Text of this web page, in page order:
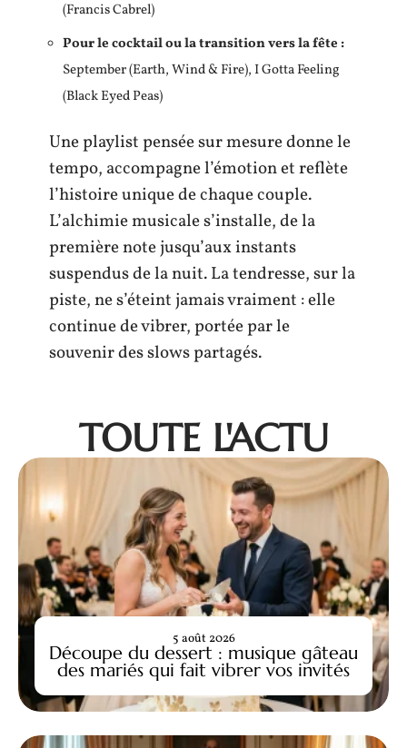
(Francis Cabrel)
Pour le cocktail ou la transition vers la fête :
September (Earth, Wind & Fire), I Gotta Feeling
(Black Eyed Peas)
Une playlist pensée sur mesure donne le
tempo, accompagne l’émotion et reflète
l’histoire unique de chaque couple.
L’alchimie musicale s’installe, de la
première note jusqu’aux instants
suspendus de la nuit. La tendresse, sur la
piste, ne s’éteint jamais vraiment : elle
continue de vibrer, portée par le
souvenir des slows partagés.
TOUTE L'ACTU
Découpe du dessert : musique gâteau
des mariés qui fait vibrer vos invités
5 août 2026